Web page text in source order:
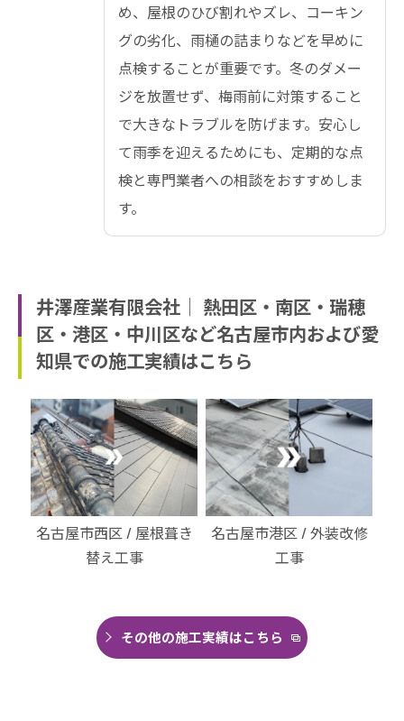
め、屋根のひび割れやズレ、コーキン
グの劣化、雨樋の詰まりなどを早めに
点検することが重要です。冬のダメー
ジを放置せず、梅雨前に対策すること
で大きなトラブルを防げます。安心し
て雨季を迎えるためにも、定期的な点
検と専門業者への相談をおすすめしま
す。
井澤産業有限会社│ 熱田区・南区・瑞穂
区・港区・中川区など名古屋市内および愛
知県での施工実績はこちら
名古屋市西区 / 屋根葺き
替え工事
名古屋市港区 / 外装改修
工事
その他の施工実績はこちら